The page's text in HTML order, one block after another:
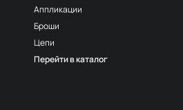
МП-20-F222/3
МП-20-F257
Аппликации
Броши
Цепи
Перейти в каталог